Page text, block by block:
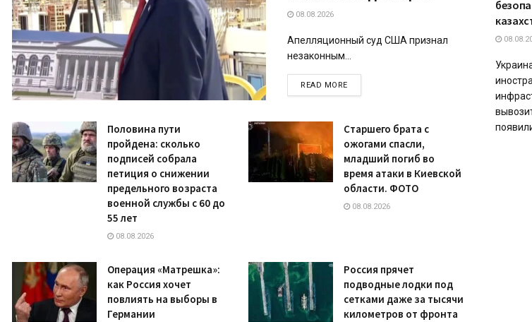
08.08.2026
Апелляционный суд США признал
незаконным...
READ MOREDETAILS
Половина пути
пройдена: сколько
подписей собрала
петиция о снижении
предельного возраста
военной службы с 60 до
55 лет
08.08.2026
Старшего брата с
ожогами спасли,
младший погиб во
время атаки в Киевской
области. ФОТО
08.08.2026
Операция «Матрешка»:
как Россия хочет
повлиять на выборы в
Германии
Россия прячет
подводные лодки под
сетками даже за тысячи
километров от фронта